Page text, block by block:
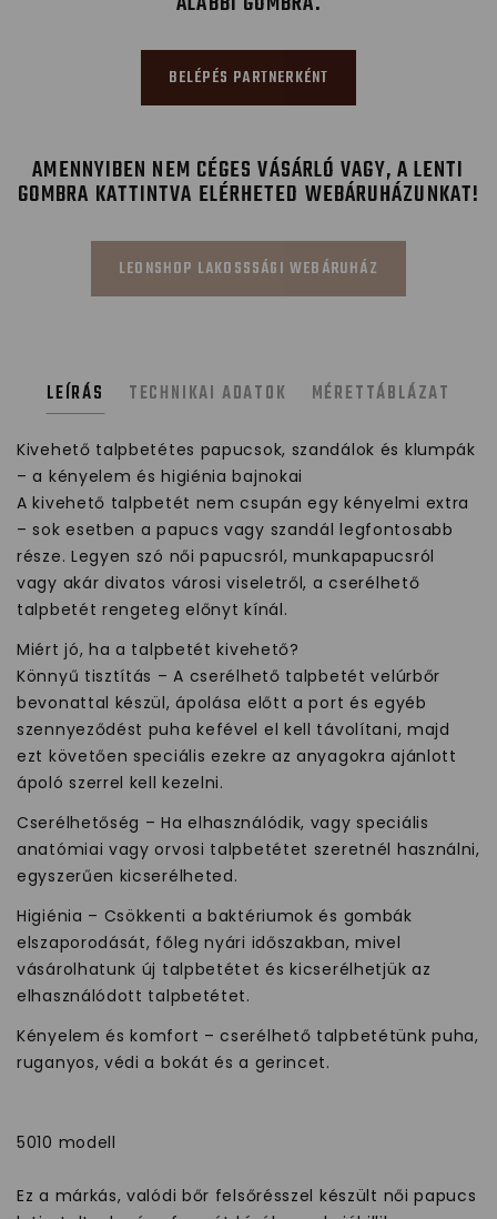
BELÉPÉS PARTNERKÉNT
AMENNYIBEN NEM CÉGES VÁSÁRLÓ VAGY, A LENTI
GOMBRA KATTINTVA ELÉRHETED WEBÁRUHÁZUNKAT!
LEONSHOP LAKOSSSÁGI WEBÁRUHÁZ
LEÍRÁS TECHNIKAI ADATOK MÉRETTÁBLÁZAT
Kivehető talpbetétes papucsok, szandálok és klumpák
– a kényelem és higiénia bajnokai
A kivehető talpbetét nem csupán egy kényelmi extra
– sok esetben a papucs vagy szandál legfontosabb
része. Legyen szó női papucsról, munkapapucsról
vagy akár divatos városi viseletről, a cserélhető
talpbetét rengeteg előnyt kínál.
Miért jó, ha a talpbetét kivehető?
Könnyű tisztítás – A cserélhető talpbetét velúrbőr
bevonattal készül, ápolása előtt a port és egyéb
szennyeződést puha kefével el kell távolítani, majd
ezt követően speciális ezekre az anyagokra ajánlott
ápoló szerrel kell kezelni.
Cserélhetőség – Ha elhasználódik, vagy speciális
anatómiai vagy orvosi talpbetétet szeretnél használni,
egyszerűen kicserélheted.
Higiénia – Csökkenti a baktériumok és gombák
elszaporodását, főleg nyári időszakban, mivel
vásárolhatunk új talpbetétet és kicserélhetjük az
elhasználódott talpbetétet.
Kényelem és komfort – cserélhető talpbetétünk puha,
ruganyos, védi a bokát és a gerincet.
5010 modell
Ez a márkás, valódi bőr felsőrésszel készült női papucs